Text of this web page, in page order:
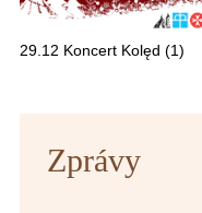
29.12 Koncert Kolęd (1)
Zprávy